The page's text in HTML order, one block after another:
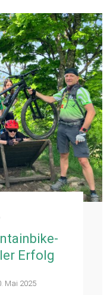
Erfolg
Mai 2025